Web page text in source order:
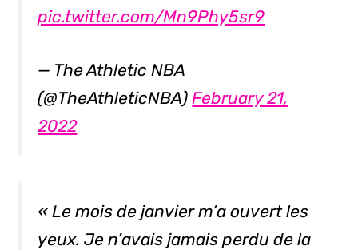
pic.twitter.com/Mn9Phy5sr9
— The Athletic NBA
(@TheAthleticNBA)February 21,
2022
« Le mois de janvier m’a ouvert les
yeux. Je n’avais jamais perdu de la